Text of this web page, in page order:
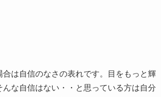
は自信のなさの表れです。目をもっと輝
な自信はない・・と思っている方は自分